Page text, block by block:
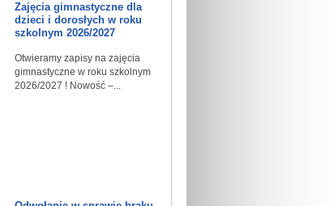
Zajęcia gimnastyczne dla
dzieci i dorosłych w roku
szkolnym 2026/2027
Otwieramy zapisy na zajęcia
gimnastyczne w roku szkolnym
2026/2027 ! Nowość –...